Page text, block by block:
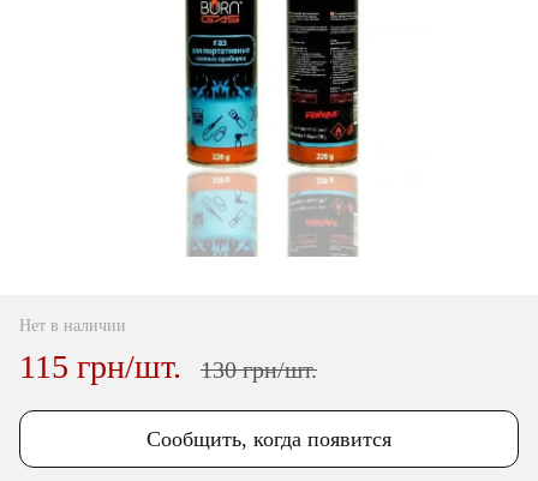
Нет в наличии
115 грн/шт. 130 грн/шт.
Сообщить, когда появится